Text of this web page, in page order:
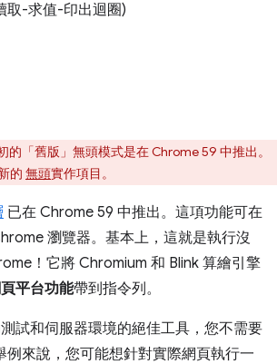
取-求值-印出迴圈)
的「舊版」無頭模式是在 Chrome 59 中推出。
的 無頭實作項目。
已在 Chrome 59 中推出。這項功能可在
瀏覽器。基本上，這就是執行沒
！它將 Chromium 和 Blink 算繪引擎
平台功能帶到指令列。
試和伺服器環境的絕佳工具，您不需要
例來說，您可能想針對實際網頁執行一